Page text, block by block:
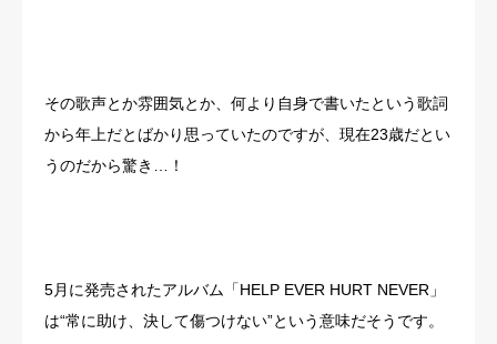
その歌声とか雰囲気とか、何より自身で書いたという歌詞
から年上だとばかり思っていたのですが、現在23歳だとい
うのだから驚き…！
5月に発売されたアルバム「HELP EVER HURT NEVER」
は“常に助け、決して傷つけない”という意味だそうです。